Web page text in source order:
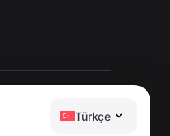
Türkçe